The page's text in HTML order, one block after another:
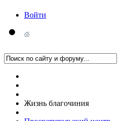
Войти
Жизнь благочиния